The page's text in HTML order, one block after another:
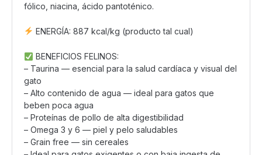
fólico, niacina, ácido pantoténico.
ENERGÍA: 887 kcal/kg (producto tal cual)
BENEFICIOS FELINOS:
– Taurina — esencial para la salud cardíaca y visual del
gato
– Alto contenido de agua — ideal para gatos que
beben poca agua
– Proteínas de pollo de alta digestibilidad
– Omega 3 y 6 — piel y pelo saludables
– Grain free — sin cereales